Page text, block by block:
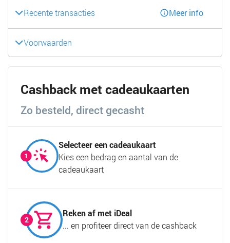
Cashback met cadeaukaarten
Zo besteld, direct gecasht
Selecteer een cadeaukaart
Kies een bedrag en aantal van de
cadeaukaart
Reken af met iDeal
... en profiteer direct van de cashback
Recente transacties Meer info
Voorwaarden